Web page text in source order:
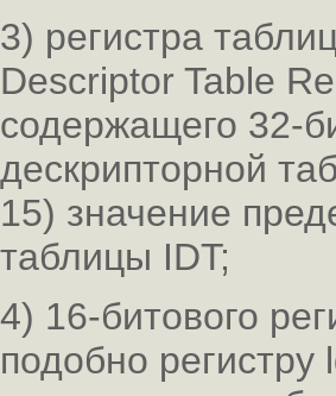
3) регистра
Descriptor Table
содержащего 32-
дескрипторной
15) значение
таблицы IDT;
4) 16-битового
подобно регистру